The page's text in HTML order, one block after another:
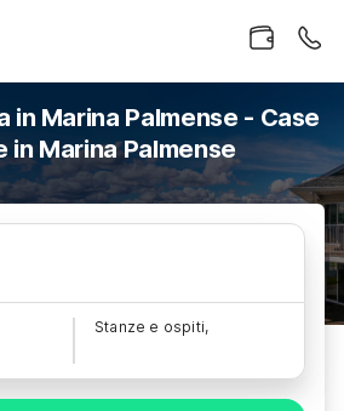
in Marina Palmense - Case
in Marina Palmense
Stanze e ospiti,